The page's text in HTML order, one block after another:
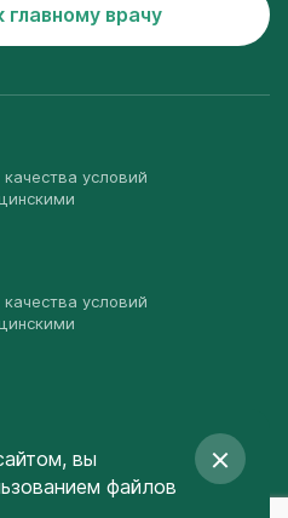
врачу
условий
условий
вы
файлов